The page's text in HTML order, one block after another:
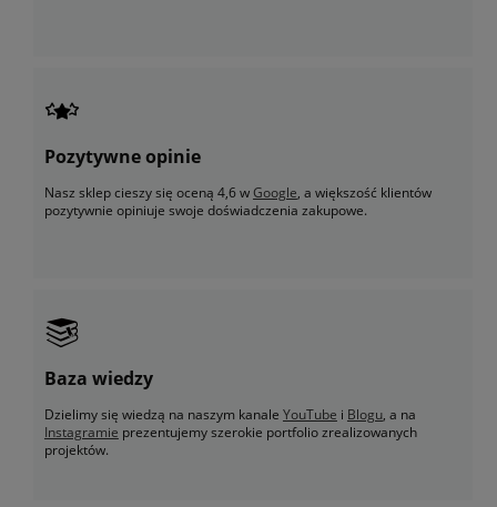
Pozytywne opinie
Nasz sklep cieszy się oceną 4,6 wGoogle, a większość klientów
pozytywnie opiniuje swoje doświadczenia zakupowe.
Baza wiedzy
Dzielimy się wiedzą na naszym kanale YouTube i Blogu, a na
Instagramie prezentujemy szerokie portfolio zrealizowanych
projektów.